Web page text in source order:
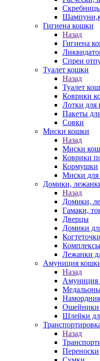
Гигиена кошки
Назад
Гигиена
Спреи
Туалет кошки
Назад
Туалет
Коврики
Лотки для
Пакеты
Совки
Миски кошки
Назад
Миски
Коврики
Кормушки
Миски для
Домики,
Назад
Домики,
Гамаки,
Дверцы
Домики
Когтеточки
Комплексы
Лежанки
Амуниция
Назад
Амуниция
Ошейники
Шлейки
Назад
Переноски